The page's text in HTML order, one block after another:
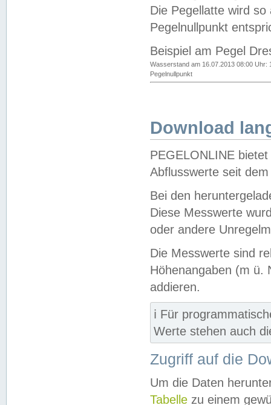
Die Pegellatte wird
Pegelnullpunkt
Beispiel am Pegel
Wasserstand am 16.07.2013 08:00 Uhr:
Pegelnullpunkt
Download
PEGELONLINE
Abflusswerte seit
Bei den
Diese Messwerte
oder andere
Die Messwerte sind
Höhenangaben (m ü.
addieren.
ℹ️ Für
Werte stehen auch
Zugriff auf die
Um die Daten
Tabelle zu einem